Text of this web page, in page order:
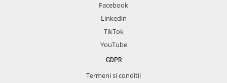
Facebook
Linkedin
TikTok
YouTube
GDPR
Termeni si conditii